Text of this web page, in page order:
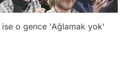
ise o gence 'Ağlamak yok'